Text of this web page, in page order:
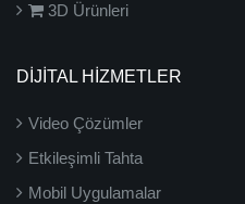
3D Ürünleri
DİJİTAL HİZMETLER
Video Çözümler
Etkileşimli Tahta
Mobil Uygulamalar